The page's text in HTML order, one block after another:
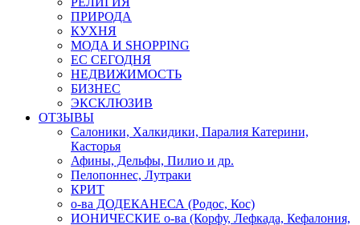
ПРИРОДА
КУХНЯ
МОДА И SHOPPING
ЕС СЕГОДНЯ
НЕДВИЖИМОСТЬ
БИЗНЕС
ЭКСКЛЮЗИВ
ОТЗЫВЫ
Салоники, Халкидики, Паралия Катерини,
Касторья
Афины, Дельфы, Пилио и др.
Пелопоннес, Лутраки
КРИТ
о-ва ДОДЕКАНЕСА (Родос, Кос)
ИОНИЧЕСКИЕ о-ва (Корфу, Лефкада, Кефалония,